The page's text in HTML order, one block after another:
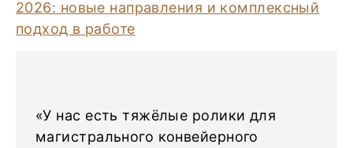
«У нас есть тяжёлые ролики для
магистрального конвейерного